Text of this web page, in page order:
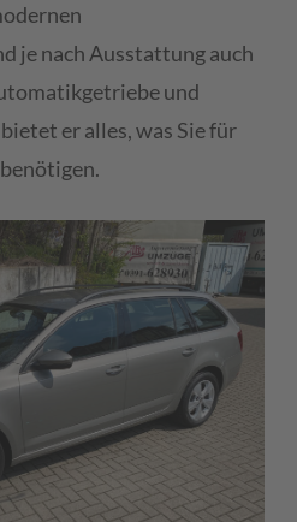
je nach Ausstattung auch
und
er alles, was Sie für